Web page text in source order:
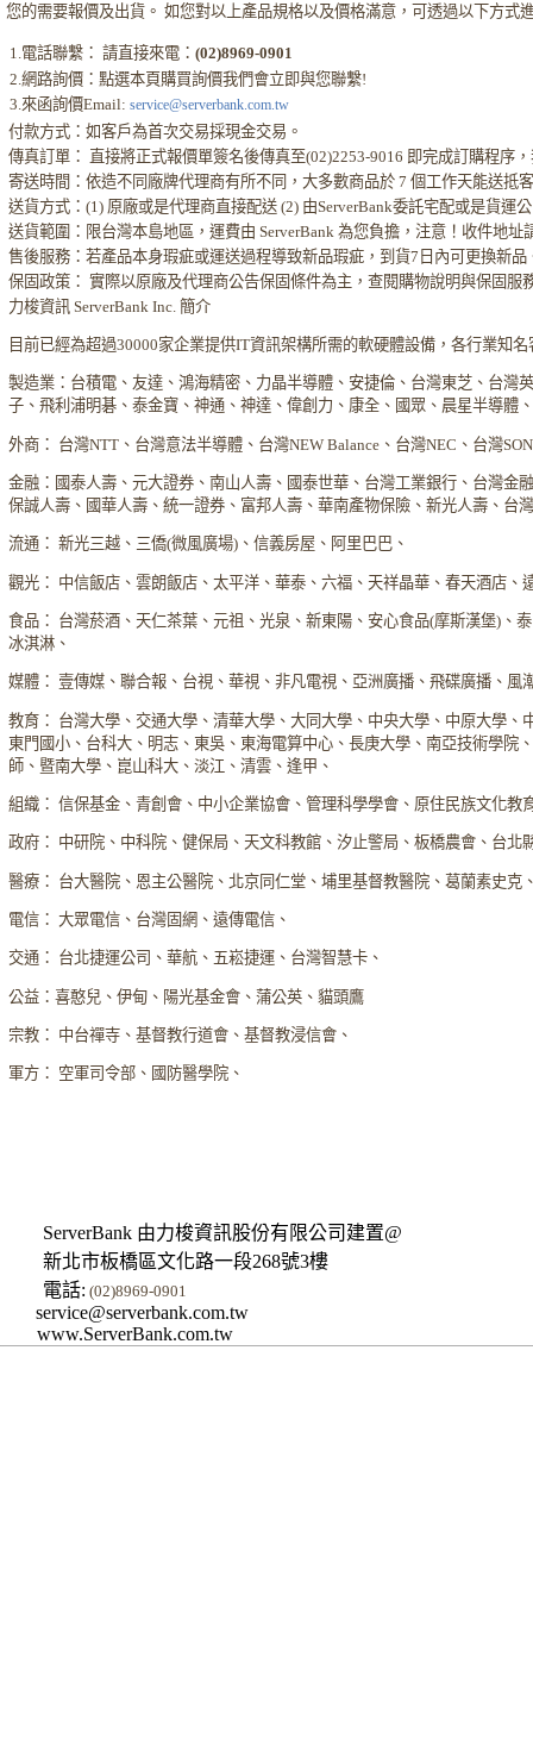
您的需要報價及出貨。 如您對以上產品規格以及價格滿意，可透過以下方式
1.電話聯繫： 請直接來電：(02)8969-0901
2.網路詢價：點選本頁購買詢價我們會立即與您聯繫!
3.來函詢價Email: service@serverbank.com.tw
付款方式：如客戶為首次交易採現金交易。
傳真訂單： 直接將正式報價單簽名後傳真至(02)2253-9016 即完成訂購程序
寄送時間：依造不同廠牌代理商有所不同，大多數商品於 7 個工作天能送抵
送貨方式：(1) 原廠或是代理商直接配送 (2) 由ServerBank委託宅配或是貨運
送貨範圍：限台灣本島地區，運費由 ServerBank 為您負擔，注意！收件地址
售後服務：若產品本身瑕疵或運送過程導致新品瑕疵，到貨7日內可更換新品
保固政策： 實際以原廠及代理商公告保固條件為主，查閱購物說明與保固服
力梭資訊 ServerBank Inc. 簡介
目前已經為超過30000家企業提供IT資訊架構所需的軟硬體設備，各行業知名
製造業：台積電、友達、鴻海精密、力晶半導體、安捷倫、台灣東芝、台灣
子、飛利浦明碁、泰金寶、神通、神達、偉創力、康全、國眾、晨星半導體
外商： 台灣NTT、台灣意法半導體、台灣NEW Balance、台灣NEC、台灣
金融：國泰人壽、元大證券、南山人壽、國泰世華、台灣工業銀行、台灣金
保誠人壽、國華人壽、統一證券、富邦人壽、華南產物保險、新光人壽、台
流通： 新光三越、三僑(微風廣場)、信義房屋、阿里巴巴、
觀光： 中信飯店、雲朗飯店、太平洋、華泰、六福、天祥晶華、春天酒店、
食品： 台灣菸酒、天仁茶葉、元祖、光泉、新東陽、安心食品(摩斯漢堡)、
冰淇淋、
媒體： 壹傳媒、聯合報、台視、華視、非凡電視、亞洲廣播、飛碟廣播、風
教育： 台灣大學、交通大學、清華大學、大同大學、中央大學、中原大學
東門國小、台科大、明志、東吳、東海電算中心、長庚大學、南亞技術學院
師、暨南大學、崑山科大、淡江、清雲、逢甲、
組織： 信保基金、青創會、中小企業協會、管理科學學會、原住民族文化教
政府： 中研院、中科院、健保局、天文科教館、汐止警局、板橋農會、台北
醫療： 台大醫院、恩主公醫院、北京同仁堂、埔里基督教醫院、葛蘭素史克
電信： 大眾電信、台灣固網、遠傳電信、
交通： 台北捷運公司、華航、五崧捷運、台灣智慧卡、
公益：喜憨兒、伊甸、陽光基金會、蒲公英、貓頭鷹
宗教： 中台禪寺、基督教行道會、基督教浸信會、
軍方： 空軍司令部、國防醫學院、
ServerBank 由力梭資訊股份有限公司建置@
新北市板橋區文化路一段268號3樓
電話: (02)8969-0901
service@serverbank.com.tw
www.ServerBank.com.tw